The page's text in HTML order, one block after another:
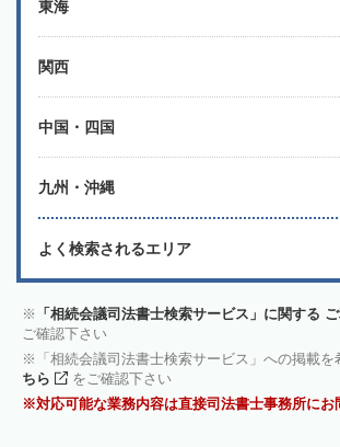
東海
関西
中国・四国
九州・沖縄
よく検索されるエリア
「相続会議司法書士検索サービス」に関する
ご確認下さい
「相続会議司法書士検索サービス」への掲載
ちら
をご確認下さい
対応可能な業務内容は直接司法書士事務所にお